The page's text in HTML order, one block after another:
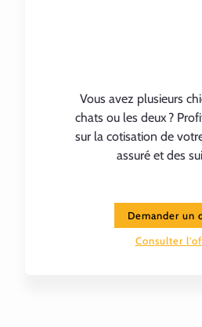
Vous avez plusieurs
chats ou les deux ?
sur la cotisation de
assuré et des
Demander un
Consulter